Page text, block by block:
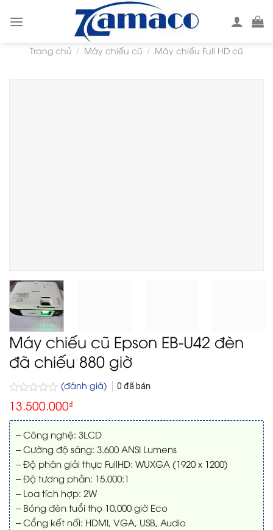
Trang chủ / Máy chiếu cũ / Máy chiếu Full HD cũ
Máy chiếu cũ Epson EB-U42 đèn
đã chiếu 880 giờ
Được
xếp
hạng
0
5
sao
(đánh giá) 0 đã bán
13.500.000₫
– Công nghệ: 3LCD
– Cường độ sáng: 3.600 ANSI Lumens
– Độ phân giải thực FullHD: WUXGA (1920 x 1200)
– Độ tương phản: 15.000:1
– Loa tích hợp: 2W
– Bóng đèn tuổi thọ 10,000 giờ Eco
– Cổng kết nối: HDMI, VGA, USB, Audio